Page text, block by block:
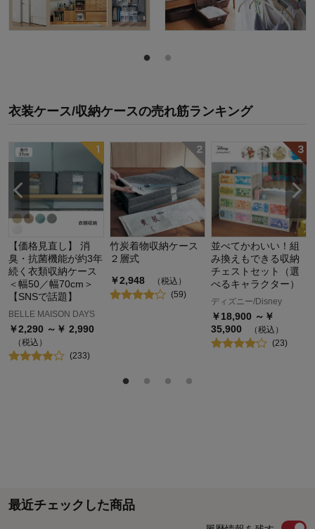
衣装ケース/収納ケースの売れ筋ランキング
【価格見直し】 消
臭・抗菌機能が約3年
続く衣類収納ケース
＜幅50／幅70cm＞
【SNSで話題】
BELLE MAISON DAYS
￥2,290 ～￥ 2,990
（税込）
(233)
竹炭着物収納ケース
２層式
￥2,948
（税込）
(59)
並べてかわいい！組
み換えもできる収納
チェストセット（選
べるキャラクター）
ディズニー/Disney
￥18,900 ～￥
35,900
（税込）
(23)
最近チェックした商品